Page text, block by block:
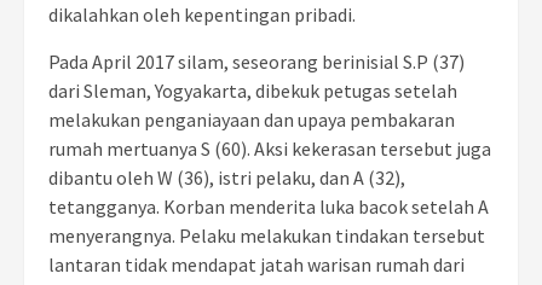
dikalahkan oleh kepentingan pribadi.
Pada April 2017 silam, seseorang berinisial S.P (37)
dari Sleman, Yogyakarta, dibekuk petugas setelah
melakukan penganiayaan dan upaya pembakaran
rumah mertuanya S (60). Aksi kekerasan tersebut juga
dibantu oleh W (36), istri pelaku, dan A (32),
tetangganya. Korban menderita luka bacok setelah A
menyerangnya. Pelaku melakukan tindakan tersebut
lantaran tidak mendapat jatah warisan rumah dari